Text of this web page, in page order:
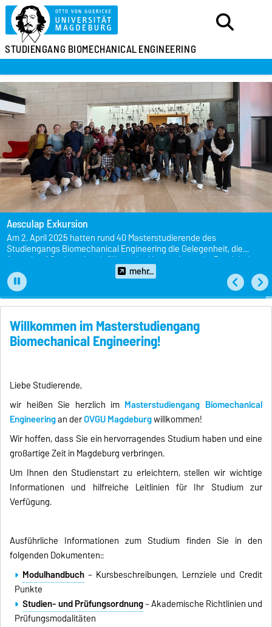
STUDIENGANGBIOMECHANICALENGINEERING
Erste BiME-Absolventin - Herzlichen Glückwunsch!
Am 10.09.2024 hat die erste Studentin den BiME-Studiengang mit
der Verteidigung ihrer Masterarbeit zum Thema „Evaluation of
mechanisms of action to inhibit biofilm formation for the purpose of
PJI prophylaxis in the artificial joint” erfolgreich abgeschlossen!
mehr...
…
Willkommen im Masterstudiengang
Biomechanical Engineering!
Liebe Studierende,
wir heißen Sie herzlich im Masterstudiengang Biomechanical
Engineeringan derOVGU Magdeburgwillkommen!
Wir hoffen, dass Sie ein hervorragendes Studium haben und eine
großartige Zeit in Magdeburg verbringen.
Um Ihnen den Studienstart zu erleichtern, stellen wir wichtige
Informationen und hilfreiche Leitlinien für Ihr Studium zur
Verfügung.
Ausführliche Informationen zum Studium finden Sie in den
folgenden Dokumenten::
Modulhandbuch– Kursbeschreibungen, Lernziele und Credit
Punkte
Studien- und Prüfungsordnung– Akademische Richtlinien und
Prüfungsmodalitäten